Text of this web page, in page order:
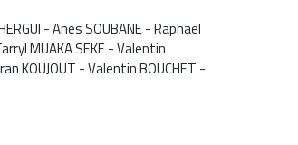
- Anes SOUBANE - Raphaël
MUAKA SEKE - Valentin
KOUJOUT - Valentin BOUCHET -